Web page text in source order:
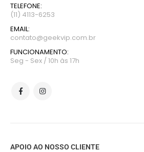
TELEFONE:
(11) 4113-6253
EMAIL:
contato@geekvip.com.br
FUNCIONAMENTO:
Seg - Sex / 10h às 17h
APOIO AO NOSSO CLIENTE